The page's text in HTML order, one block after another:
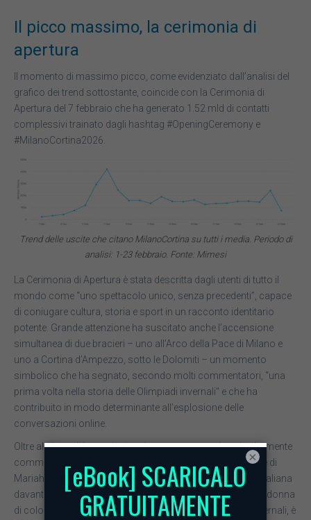
Il picco massimo, la cerimonia di
apertura
Il momento di massimo picco, come evidenziato dall’analisi del
grafico dei trend sottostante, coincide con la Cerimonia di
Apertura del 7 febbraio che ha generato 1.52 mld di contatti
complessivi trainato dagli hashtag #OpeningCeremony e
#MilanoCortina2026.
Trend delle uscite che citano MilanoCortina su tutti i media. Periodo di
analisi: 1-23 febbraio. Fonte: Mimesi
La Cerimonia di Apertura è stata descritta dagli utenti di tutto il
mondo come “uno spettacolo unico, senza precedenti”, capace
di coniugare cultura, storia e sport in un racconto identitario
potente. Grande attenzione ha suscitato anche l’accensione
simultanea di due bracieri – uno all’Arco della Pace di Milano e
uno a Cortina d’Ampezzo, sotto le Dolomiti – un momento
simbolico che ha segnato, secondo molti commentatori, “una
prima volta nella storia delle Olimpiadi invernali” e che ha
contribuito in modo determinante all’esplosione delle
conversazioni online.
Oltre al picco di interazioni registrato, sono stati particolarmente
commentati i momenti artistici e simbolici: le performance di
Mariah Carey e Andrea Bocelli hanno celebrato la cultura italiana
davanti a un pubblico globale, mentre Erin Jackson, prima donna
di colore a portare la bandiera degli Stati Uniti ai Giochi invernali, è
×